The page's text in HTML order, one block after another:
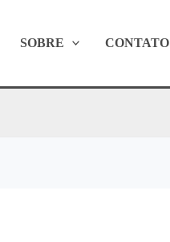
SOBRE CONTATO